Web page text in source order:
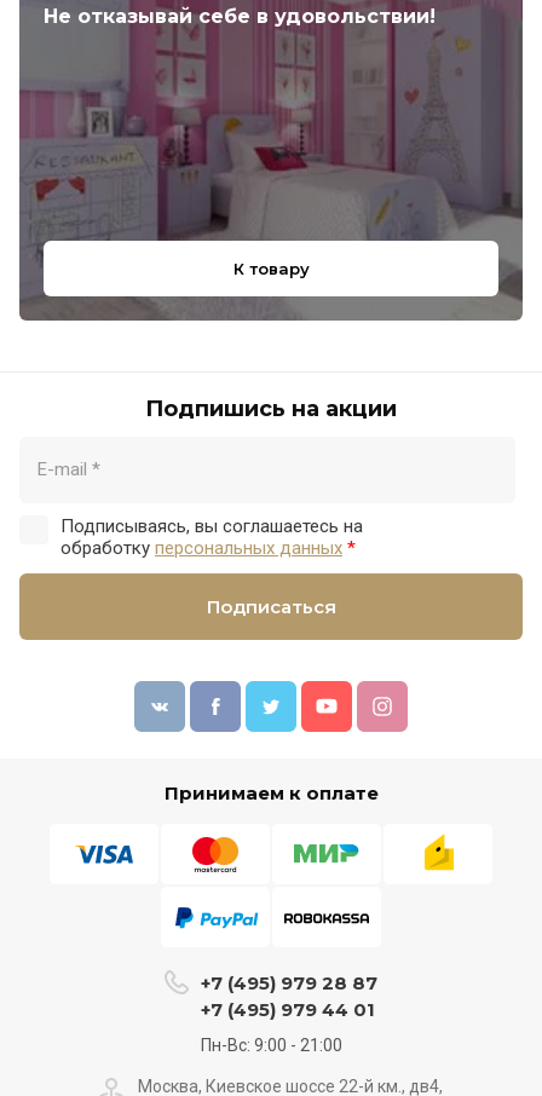
Не отказывай себе в удовольствии!
К товару
Подпишись на акции
Подписываясь, вы соглашаетесь на
обработку персональных данных *
Подписаться
Принимаем к оплате
+7 (495) 979 28 87
+7 (495) 979 44 01
Пн-Вс: 9:00 - 21:00
Москва, Киевское шоссе 22-й км., дв4,